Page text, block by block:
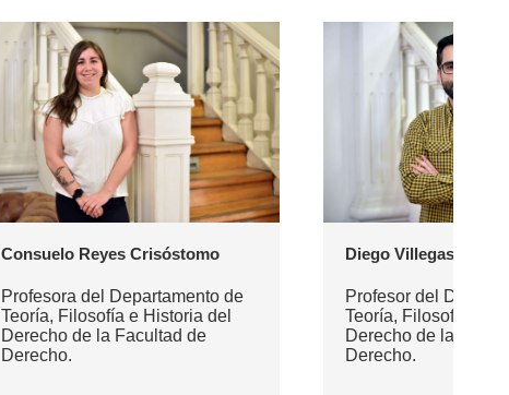
Consuelo Reyes Crisóstomo
Profesora del Departamento de
Teoría, Filosofía e Historia del
Derecho de la Facultad de
Derecho.
Diego Villegas
Profesor del
Teoría, Filosofía e
Derecho de la
Derecho.